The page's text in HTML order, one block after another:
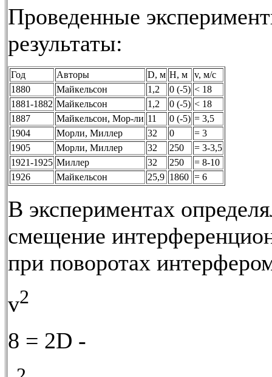
Проведенные
результаты:
Год Авторы D, м Н, м
v, м/с
1880
Майкельсон 1,2 0 (-5) < 18
1881-1882 Майкельсон 1,2 0 (-5) < 18
1887
Майкельсон, Мор-ли 11 0 (-5) = 3,5
1904
Морли, Миллер 32 0
= 3
1905
Морли, Миллер 32 250
= 3-3,5
1921-1925 Миллер 32 250
= 8-10
1926
Майкельсон 25,9 1860 = 6
В экспериментах
смещение
при поворотах
v2
8 = 2D -